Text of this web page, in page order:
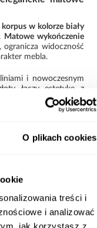
O plikach cookies
treści i
i analizować
w kolorze biały
. Matowe wykończenie
ogranicza widoczność
mebla.
i nowoczesnym
łączy estetykę z
zapewniając
bryły przez
montażu –
i wniesienie do
złożeniu. Torodzaj
design z